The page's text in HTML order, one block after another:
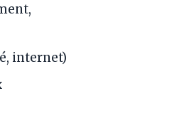
internet)